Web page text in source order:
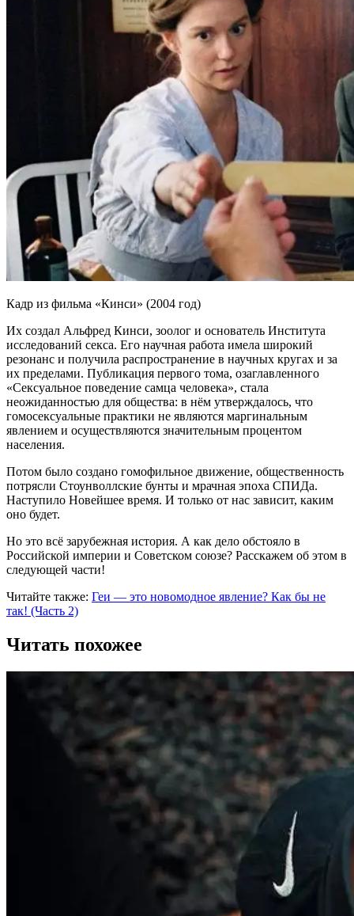
Кадр из фильма «Кинси» (2004 год)
Их создал Альфред Кинси, зоолог и основатель Института
исследований секса. Его научная работа имела широкий
резонанс и получила распространение в научных кругах и за
их пределами. Публикация первого тома, озаглавленного
«Сексуальное поведение самца человека», стала
неожиданностью для общества: в нём утверждалось, что
гомосексуальные практики не являются маргинальным
явлением и осуществляются значительным процентом
населения.
Потом было создано гомофильное движение, общественность
потрясли Стоунволлские бунты и мрачная эпоха СПИДа.
Наступило Новейшее время. И только от нас зависит, каким
оно будет.
Но это всё зарубежная история. А как дело обстояло в
Российской империи и Советском союзе? Расскажем об этом в
следующей части!
Читайте также: Геи — это новомодное явление? Как бы не
так! (Часть 2)
Читать похожее